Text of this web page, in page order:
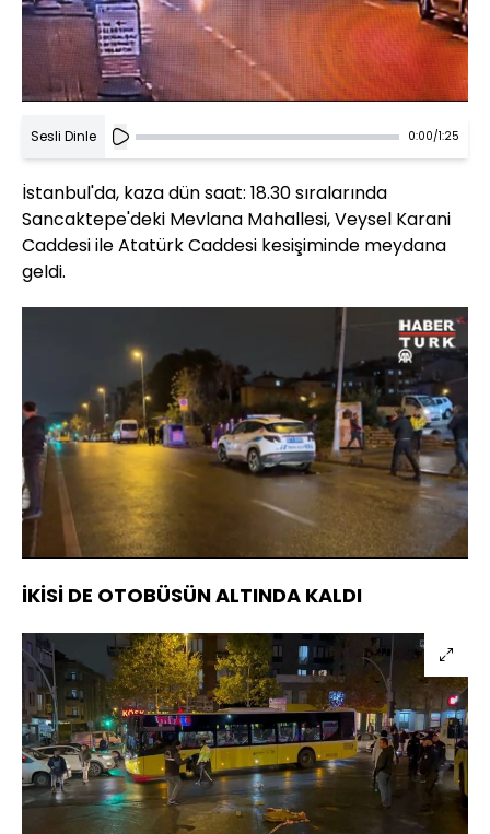
Sesli Dinle 0:00/1:25
İstanbul'da, kaza dün saat: 18.30 sıralarında
Sancaktepe'deki Mevlana Mahallesi, Veysel Karani
Caddesi ile Atatürk Caddesi kesişiminde meydana
geldi.
Aç
Yüklendi
50.31%
Oynatma
Hızı
İKİSİ DE OTOBÜSÜN ALTINDA KALDI